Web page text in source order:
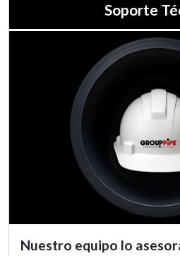
Soporte
Nuestro equipo lo